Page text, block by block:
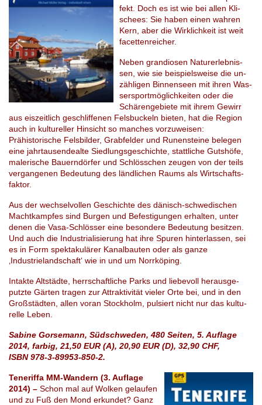
fekt. Doch es ist wie bei allen Kli­
schees: Sie haben einen wah­ren
Kern, aber die Wirk­lich­keit ist weit
fa­cet­ten­rei­cher.
Neben gran­dio­sen Na­tur­er­leb­nis­
sen, wie sie bei­spiels­wei­se die un­
zäh­li­gen Bin­nen­se­en mit ihren Was­
ser­sport­mög­lich­kei­ten oder die
Schä­ren­ge­bie­te mit ihrem Ge­wirr
aus eis­zeit­lich ge­schlif­fe­nen Fels­bu­ckeln bie­ten, hat die Re­gi­on
auch in kul­tu­rel­ler Hin­sicht so man­ches vor­zu­wei­sen:
Prähistorische Fels­bil­der, Gr­ab­fel­der und Ru­nen­stei­ne be­le­gen
eine jahr­tau­sen­de­al­te Siedlungsgeschich­te, statt­li­che Guts­hö­fe,
ma­le­ri­sche Bau­ern­dör­fer und Schlöss­chen zeu­gen von der teils
ver­gan­ge­nen Be­deu­tung des länd­li­chen Raums als Wirt­schafts­
fak­tor.
Aus der wech­sel­vol­len Ge­schich­te des dä­nisch-schwe­di­schen
Macht­kamp­fes sind Bur­gen und Befes­ti­gun­gen er­hal­ten, unter
denen die Vasa-Schlös­ser eine be­son­de­re Be­deu­tung be­sit­zen.
Und auch die In­dus­tria­li­sie­rung hat ihre Spu­ren hin­ter­las­sen, sei
es in Form spek­ta­ku­lä­rer Ka­nal­bau­ten oder als ganze
‚Industrieland­schaft‘ wie in und um Norr­köping.
In­tak­te Alt­städ­te, herrschaftliche Parks und lie­be­voll her­aus­ge­
putz­te Gär­ten tra­gen zur At­trak­ti­vi­tät vie­ler Orte bei, und in den
Groß­städ­ten, allen voran Stock­holm, pul­siert nicht nur das kul­tu­
rel­le Leben.
Sabine Gorsemann, Südschweden, 480 Seiten, 5. Auflage
2014, farbig, 21,50 EUR (A), 20,90 EUR (D), 32,90 CHF,
ISBN 978-3-89953-850-2.
Teneriffa MM-Wandern (3. Auflage
2014) – Schon mal auf Wol­ken ge­lau­fen
und zu Fuß den Mond er­kun­det? Ganz